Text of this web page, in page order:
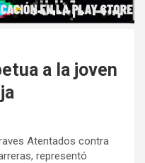
a la joven
Atentados contra
representó